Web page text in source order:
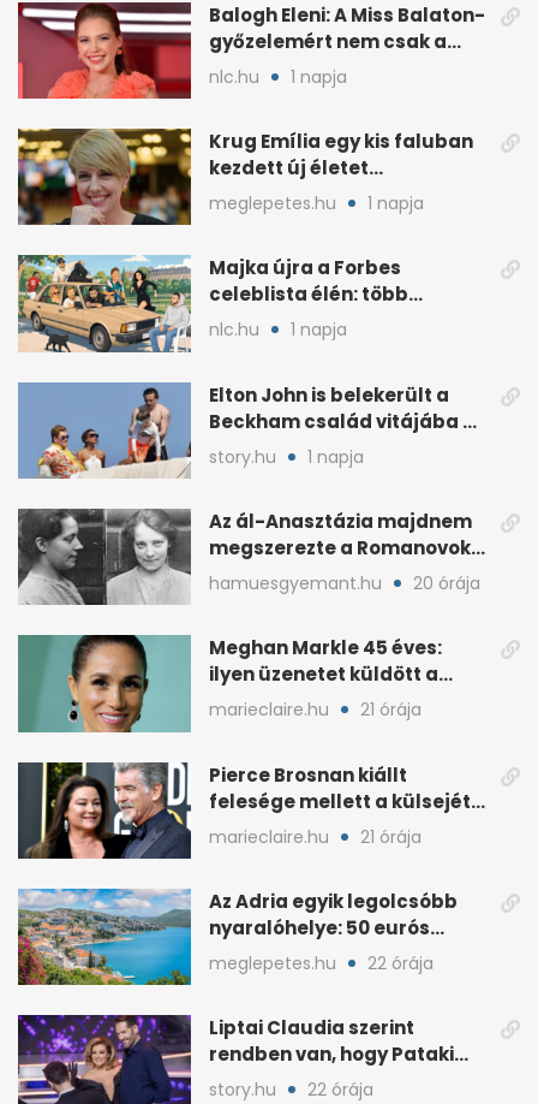
Balogh Eleni: A Miss Balaton-
győzelemért nem csak a
külseje számított
nlc.hu 1 napja
Krug Emília egy kis faluban
kezdett új életet
szakemberrel
meglepetes.hu 1 napja
Majka újra a Forbes
celeblista élén: több
váratlan név az
élmezőnyben
nlc.hu 1 napja
Elton John is belekerült a
Beckham család vitájába a
francia Riviérán
story.hu 1 napja
Az ál-Anasztázia majdnem
megszerezte a Romanovok
örökségét
hamuesgyemant.hu 20 órája
Meghan Markle 45 éves:
ilyen üzenetet küldött a
királyi család
marieclaire.hu 21 órája
Pierce Brosnan kiállt
felesége mellett a külsejét
ért bántások után
marieclaire.hu 21 órája
Az Adria egyik legolcsóbb
nyaralóhelye: 50 eurós
apartman, 1 eurós kávé
meglepetes.hu 22 órája
Liptai Claudia szerint
rendben van, hogy Pataki
Ádám más nőért rajong
story.hu 22 órája